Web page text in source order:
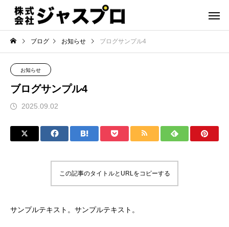
ブログ お知らせ ブログサンプル4
お知らせ
ブログサンプル4
2025.09.02
この記事のタイトルとURLをコピーする
サンプルテキスト。サンプルテキスト。